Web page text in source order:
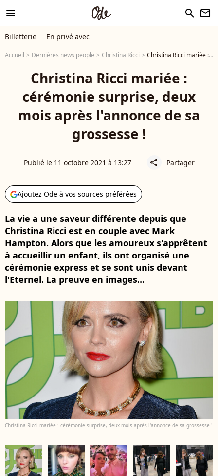
menu search newsletter
Billetterie En privé avec
Accueil Dernières news people Christina Ricci Christina Ricci mariée : cérémonie surprise, deux mois après l'annonce de sa grossesse !
Christina Ricci mariée :
cérémonie surprise, deux
mois après l'annonce de sa
grossesse !
Publié le 11 octobre 2021 à 13:27 share Partager
Ajoutez Ode à vos sources préférées
La vie a une saveur différente depuis que
Christina Ricci est en couple avec Mark
Hampton. Alors que les amoureux s'apprêtent
à accueillir un enfant, ils ont organisé une
cérémonie express et se sont unis devant
l'Eternel. La preuve en images...
Christina Ricci mariée : cérémonie surprise, deux mois après l'annonce de sa grossesse !